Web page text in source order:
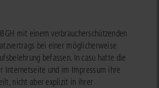
mit einem verbraucherschützenden
bei einer möglicherweise
befassen. In casu hatte die
Internetseite und im Impressum ihre
nicht aber explizit in ihrer